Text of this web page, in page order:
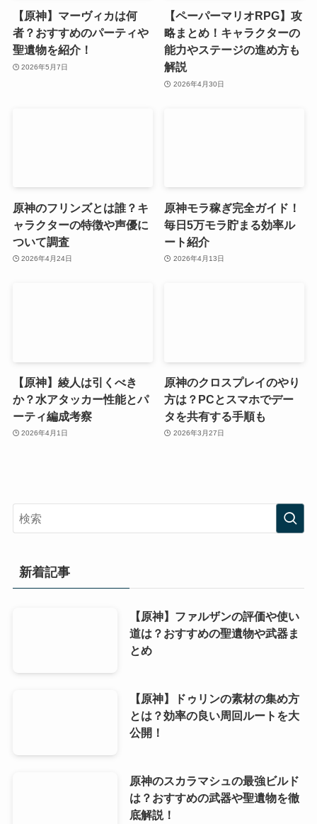
【原神】マーヴィカは何
者？おすすめのパーティや
聖遺物を紹介！
2026年5月7日
【ペーパーマリオRPG】攻
略まとめ！キャラクターの
能力やステージの進め方も
解説
2026年4月30日
原神のフリンズとは誰？キ
ャラクターの特徴や声優に
ついて調査
2026年4月24日
原神モラ稼ぎ完全ガイド！
毎日5万モラ貯まる効率ル
ート紹介
2026年4月13日
【原神】綾人は引くべき
か？水アタッカー性能とパ
ーティ編成考察
2026年4月1日
原神のクロスプレイのやり
方は？PCとスマホでデー
タを共有する手順も
2026年3月27日
新着記事
【原神】ファルザンの評価や使い
道は？おすすめの聖遺物や武器ま
とめ
【原神】ドゥリンの素材の集め方
とは？効率の良い周回ルートを大
公開！
原神のスカラマシュの最強ビルド
は？おすすめの武器や聖遺物を徹
底解説！